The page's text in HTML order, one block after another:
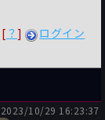
？ ]
ログイン
2023/10/29 16:23:37